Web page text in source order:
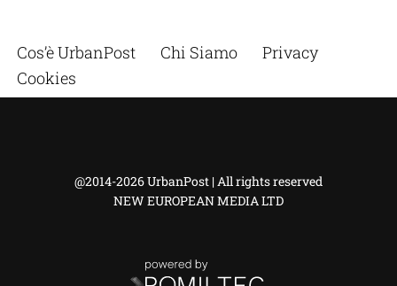
Cos’è UrbanPost Chi Siamo
Privacy
Cookies
@2014-2026 UrbanPost | All rights reserved
NEW EUROPEAN MEDIA LTD